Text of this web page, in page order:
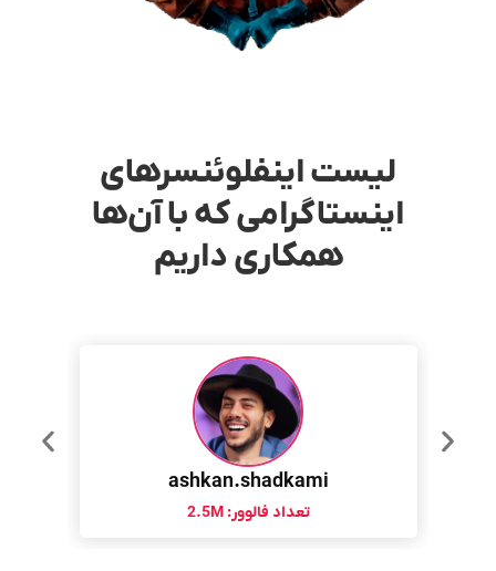
لیست اینفلوئنسرهای
اینستاگرامی که با آن‌ها
همکاری داریم
ashkan.shadkami
تعداد فالوور: 2.5M